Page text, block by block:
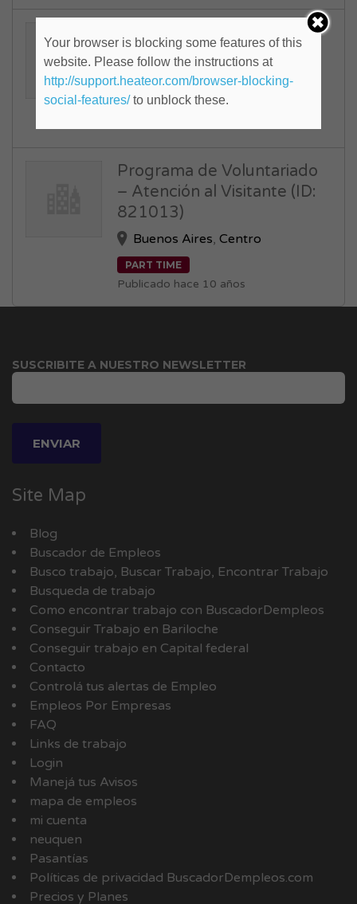
Programador Net Senior
(ID: 822561)
Capital Federal,Centro
FULL TIME
Programa de Voluntariado
– Atención al Visitante (ID:
821013)
Buenos Aires,Centro
PART TIME
Publicado hace 10 años
SUSCRIBITE A NUESTRO NEWSLETTER
Site Map
Blog
Buscador de Empleos
Busco trabajo, Buscar Trabajo, Encontrar Trabajo
Busqueda de trabajo
Como encontrar trabajo con BuscadorDempleos
Conseguir Trabajo en Bariloche
Conseguir trabajo en Capital federal
Contacto
Controlá tus alertas de Empleo
Empleos Por Empresas
FAQ
Links de trabajo
Login
Manejá tus Avisos
mapa de empleos
mi cuenta
neuquen
Pasantías
Políticas de privacidad BuscadorDempleos.com
Precios y Planes
Your browser is blocking some features of this
website. Please follow the instructions at
http://support.heateor.com/browser-blocking-
social-features/to unblock these.